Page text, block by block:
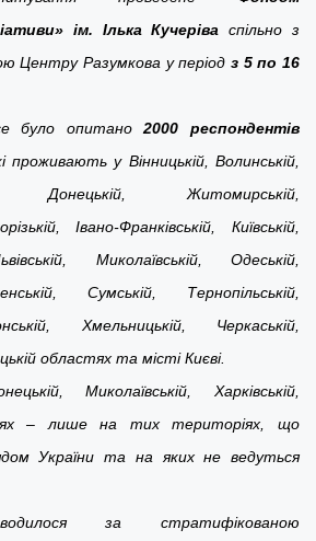
ім. Ілька Кучеріва спільно з
Центру Разумкова у період з 5 по 16
було опитано2000 респондентів
проживають у Вінницькій, Волинській,
Донецькій, Житомирській,
Івано-Франківській, Київській,
Миколаївській, Одеській,
Сумській, Тернопільській,
Хмельницькій, Черкаській,
областях та місті Києві.
Миколаївській, Харківській,
– лише на тих територіях, що
України та на яких не ведуться
за стратифікованою